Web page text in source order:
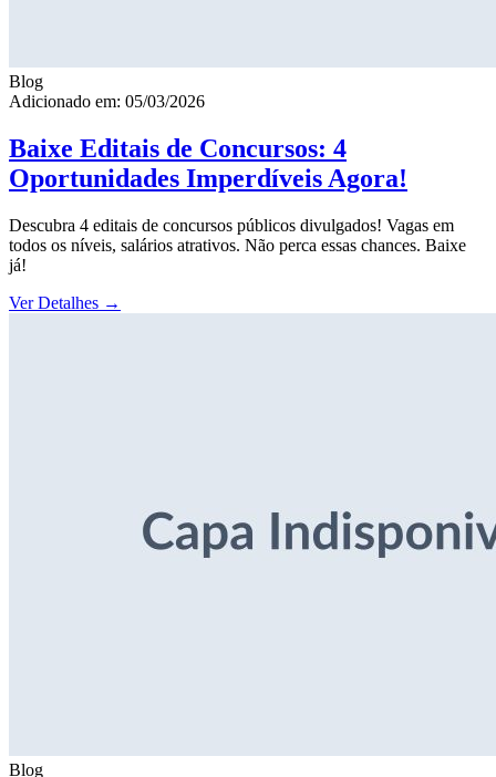
Blog
Adicionado em: 05/03/2026
Baixe Editais de Concursos: 4
Oportunidades Imperdíveis Agora!
Descubra 4 editais de concursos públicos divulgados! Vagas em
todos os níveis, salários atrativos. Não perca essas chances. Baixe
já!
Ver Detalhes →
Blog